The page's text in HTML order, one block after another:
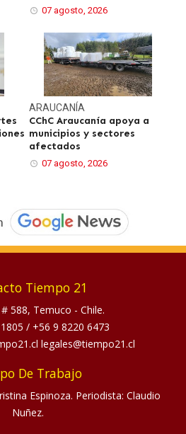
07 agosto, 2026
ARAUCANÍA
CChC Araucanía apoya a
municipios y sectores
afectados
07 agosto, 2026
Tiempo 21
588, Temuco - Chile.
/ +56 9 8220 6473
legales@tiempo21.cl
De Trabajo
Espinoza. Periodista: Claudio
Nuñez.